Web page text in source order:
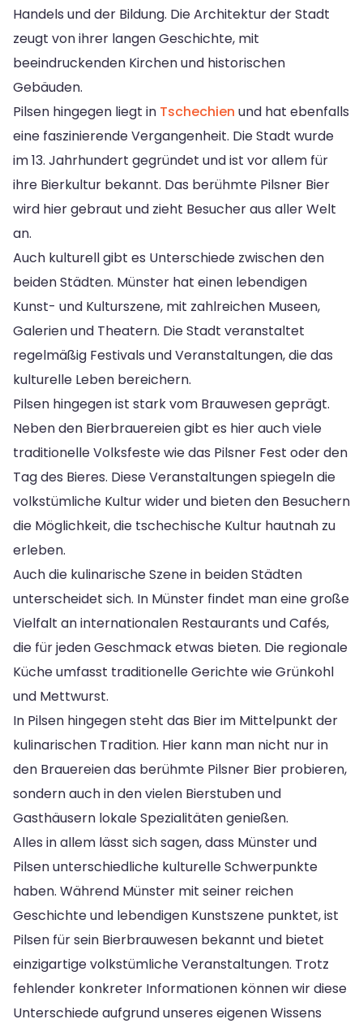
Handels und der Bildung. Die Architektur der Stadt
zeugt von ihrer langen Geschichte, mit
beeindruckenden Kirchen und historischen
Gebäuden.
Pilsen hingegen liegt in Tschechien und hat ebenfalls
eine faszinierende Vergangenheit. Die Stadt wurde
im 13. Jahrhundert gegründet und ist vor allem für
ihre Bierkultur bekannt. Das berühmte Pilsner Bier
wird hier gebraut und zieht Besucher aus aller Welt
an.
Auch kulturell gibt es Unterschiede zwischen den
beiden Städten. Münster hat einen lebendigen
Kunst- und Kulturszene, mit zahlreichen Museen,
Galerien und Theatern. Die Stadt veranstaltet
regelmäßig Festivals und Veranstaltungen, die das
kulturelle Leben bereichern.
Pilsen hingegen ist stark vom Brauwesen geprägt.
Neben den Bierbrauereien gibt es hier auch viele
traditionelle Volksfeste wie das Pilsner Fest oder den
Tag des Bieres. Diese Veranstaltungen spiegeln die
volkstümliche Kultur wider und bieten den Besuchern
die Möglichkeit, die tschechische Kultur hautnah zu
erleben.
Auch die kulinarische Szene in beiden Städten
unterscheidet sich. In Münster findet man eine große
Vielfalt an internationalen Restaurants und Cafés,
die für jeden Geschmack etwas bieten. Die regionale
Küche umfasst traditionelle Gerichte wie Grünkohl
und Mettwurst.
In Pilsen hingegen steht das Bier im Mittelpunkt der
kulinarischen Tradition. Hier kann man nicht nur in
den Brauereien das berühmte Pilsner Bier probieren,
sondern auch in den vielen Bierstuben und
Gasthäusern lokale Spezialitäten genießen.
Alles in allem lässt sich sagen, dass Münster und
Pilsen unterschiedliche kulturelle Schwerpunkte
haben. Während Münster mit seiner reichen
Geschichte und lebendigen Kunstszene punktet, ist
Pilsen für sein Bierbrauwesen bekannt und bietet
einzigartige volkstümliche Veranstaltungen. Trotz
fehlender konkreter Informationen können wir diese
Unterschiede aufgrund unseres eigenen Wissens